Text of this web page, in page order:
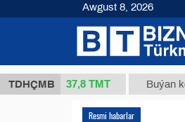
TDHÇMB
37,8 ТМТ Buýan köküniň
Resmi habarlar
Awgust 8, 2026